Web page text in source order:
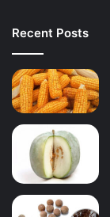
Recent Posts